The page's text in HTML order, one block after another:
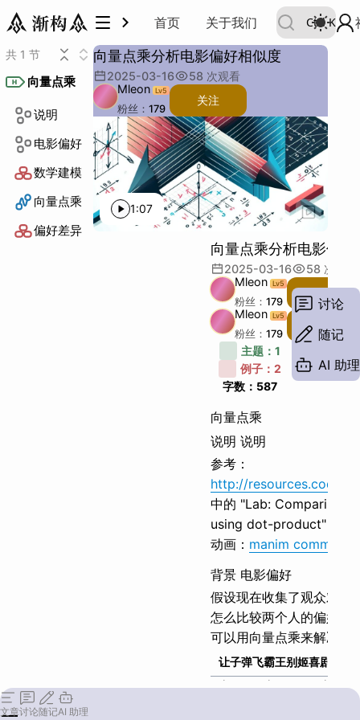
首页 关于我们 Ctrl K
共 1 节
H 向量点乘
说明
电影偏好
数学建模
向量点乘
偏好差异
向量点乘
向量点乘
说明
说明
电影偏好
电影偏好
数学建模
数学建模
向量点乘
向量点乘
偏好差异
偏好差异
向量点乘分析电影偏好相似度
2025-03-16 58 次观看
Mleon Lv5
粉丝： 179
关注
主题：
描述：
例子：
其他：
段落：
字数：
1:07
向量点乘分析电影偏好
2025-03-16 58次观看
Mleon Lv5
粉丝： 179
Mleon Lv5
粉丝： 179
主题：1
例子：2 其他：2
字数： 587
向量点乘
说明 说明
参考：
http://
中的 "Lab: Comparing
using dot-product"
动画： manim community
背景 电影偏好
假设现在收集了观众对电
怎么比较两个人的偏好相
可以用向量点乘来解决这
让子弹飞霸王别姬喜剧之王
A喜欢 喜欢 不喜欢
讨论
随记
AI 助理
文章讨论随记AI 助理